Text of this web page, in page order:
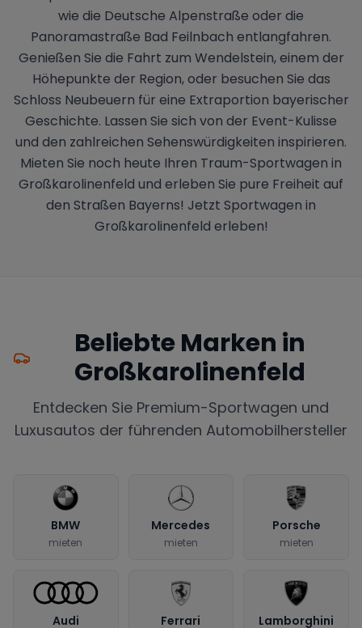
wie die Deutsche Alpenstraße oder die
Panoramastraße Bad Feilnbach entlangfahren.
Genießen Sie die Fahrt zum Wendelstein, einem der
Höhepunkte der Region, oder besuchen Sie das
Schloss Neubeuern für eine Extraportion bayerischer
Geschichte. Lassen Sie sich von der Event-Kulisse
und den zahlreichen Sehenswürdigkeiten inspirieren.
Mieten Sie noch heute Ihren Traum-Sportwagen in
Großkarolinenfeld und erleben Sie pure Freiheit auf
den Straßen Bayerns! Jetzt Sportwagen in
Großkarolinenfeld erleben!
Beliebte Marken in
Großkarolinenfeld
Entdecken Sie Premium-Sportwagen und
Luxusautos der führenden Automobilhersteller
BMW
mieten
Mercedes
mieten
Porsche
mieten
Audi Ferrari Lamborghini